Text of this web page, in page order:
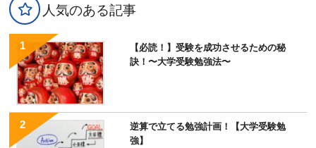
人気のある記事
【必読！】受験を成功させるための秘
訣！〜大学受験勉強法〜
逆算で立てる勉強計画！【大学受験勉
強】